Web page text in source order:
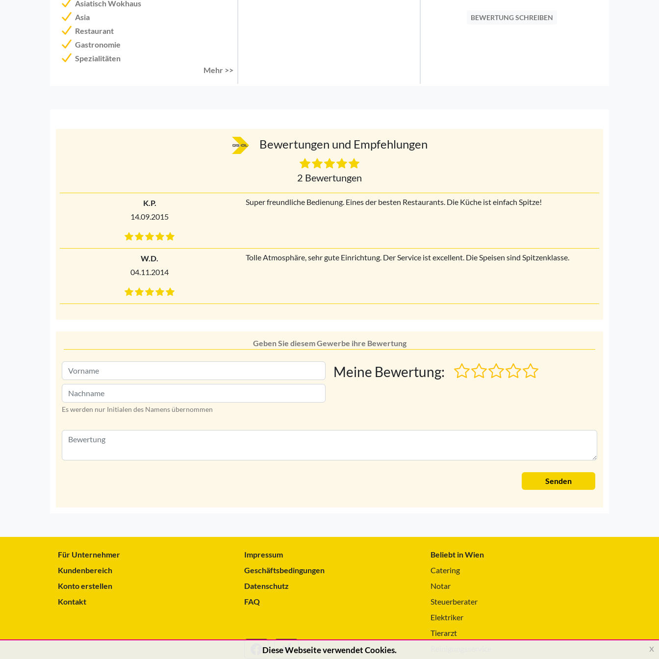
Asiatisch Wokhaus
Asia
Restaurant
Gastronomie
Spezialitäten
Mehr >>
BEWERTUNG SCHREIBEN
Bewertungen und Empfehlungen
2 Bewertungen
K.P.
14.09.2015
Super freundliche Bedienung. Eines der besten Restaurants. Die Küche ist einfach Spitze!
W.D.
04.11.2014
Tolle Atmosphäre, sehr gute Einrichtung. Der Service ist excellent. Die Speisen sind Spitzenklasse.
Geben Sie diesem Gewerbe ihre Bewertung
Es werden nur Initialen des Namens übernommen
Meine Bewertung:
Senden
Für Unternehmer
Kundenbereich
Konto erstellen
Kontakt
Impressum
Geschäftsbedingungen
Datenschutz
FAQ
Beliebt in Wien
Catering
Notar
Steuerberater
Elektriker
Tierarzt
Diese Webseite verwendet Cookies. x